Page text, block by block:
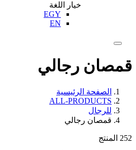
خيار اللغة
EGY
EN
قمصان رجالي
الصفحة الرئيسية
ALL-PRODUCTS
للرجال
قمصان رجالي
252 المنتج